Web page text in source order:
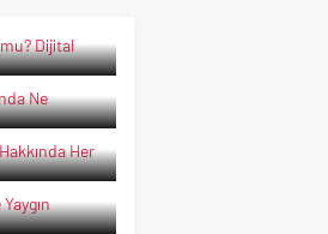
mu?
Ne
Hakkında
ve Yaygın